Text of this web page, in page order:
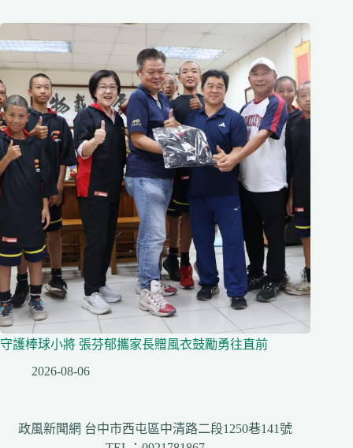
守護棒球小將 張芬郁攜家長贈風衣鼓勵勇往直前
2026-08-06
政風新聞網 台中市西屯區中清路二段1250巷141號